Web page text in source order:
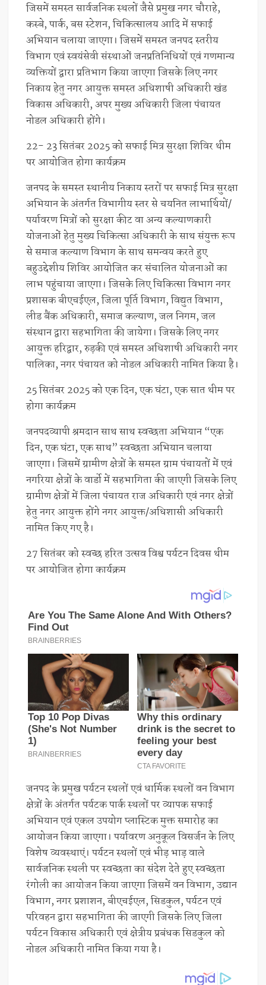
जिसमें समस्त सार्वजनिक स्थलों जैसे प्रमुख नगर चौराहे,
कस्बे, पार्क, बस स्टेशन, चिकित्सालय आदि में सफाई
अभियान चलाया जाएगा। जिसमें समस्त जनपद स्तरीय
विभाग एवं स्वयंसेवी संस्थाओं जनप्रतिनिधियों एवं गणमान्य
व्यक्तियों द्वारा प्रतिभाग किया जाएगा जिसके लिए नगर
निकाय हेतु नगर आयुक्त समस्त अधिशाषी अधिकारी खंड
विकास अधिकारी, अपर मुख्य अधिकारी जिला पंचायत
नोडल अधिकारी होंगे।
22- 23 सितंबर 2025 को सफाई मित्र सुरक्षा शिविर थीम
पर आयोजित होगा कार्यक्रम
जनपद के समस्त स्थानीय निकाय स्तरों पर सफाई मित्र सुरक्षा
अभियान के अंतर्गत विभागीय स्तर से चयनित लाभार्थियों/
पर्यावरण मित्रों को सुरक्षा कीट वा अन्य कल्याणकारी
योजनाओं हेतु मुख्य चिकित्सा अधिकारी के साथ संयुक्त रूप
से समाज कल्याण विभाग के साथ समन्वय करते हुए
बहुउद्देशीय शिविर आयोजित कर संचालित योजनाओं का
लाभ पहुंचाया जाएगा। जिसके लिए चिकित्सा विभाग नगर
प्रशासक बीएचईएल, जिला पूर्ति विभाग, विद्युत विभाग,
लीड बैंक अधिकारी, समाज कल्याण, जल निगम, जल
संस्थान द्वारा सहभागिता की जायेगा। जिसके लिए नगर
आयुक्त हरिद्वार, रुड़की एवं समस्त अधिशाषी अधिकारी नगर
पालिका, नगर पंचायत को नोडल अधिकारी नामित किया है।
25 सितंबर 2025 को एक दिन, एक घंटा, एक सात थीम पर
होगा कार्यक्रम
जनपदव्यापी श्रमदान साथ साथ स्वच्छता अभियान “एक
दिन, एक घंटा, एक साथ” स्वच्छता अभियान चलाया
जाएगा। जिसमें ग्रामीण क्षेत्रों के समस्त ग्राम पंचायतों में एवं
नगरिया क्षेत्रों के वार्डो में सहभागिता की जाएगी जिसके लिए
ग्रामीण क्षेत्रों में जिला पंचायत राज अधिकारी एवं नगर क्षेत्रों
हेतु नगर आयुक्त होंगे नगर आयुक्त/अधिशासी अधिकारी
नामित किए गए है।
27 सितंबर को स्वच्छ हरित उत्सव विश्व पर्यटन दिवस थीम
पर आयोजित होगा कार्यक्रम
जनपद के प्रमुख पर्यटन स्थलों एवं धार्मिक स्थलों वन विभाग
क्षेत्रों के अंतर्गत पर्यटक पार्क स्थलों पर व्यापक सफाई
अभियान एवं एकल उपयोग प्लास्टिक मुक्त समारोह का
आयोजन किया जाएगा। पर्यावरण अनुकूल विसर्जन के लिए
विशेष व्यवस्थाएं। पर्यटन स्थलों एवं भीड़ भाड़ वाले
सार्वजनिक स्थली पर स्वच्छता का संदेश देते हुए स्वच्छता
रंगोली का आयोजन किया जाएगा जिसमें वन विभाग, उद्यान
विभाग, नगर प्रशाशन, बीएचईएल, सिडकुल, पर्यटन एवं
परिवहन द्वारा सहभागिता की जाएगी जिसके लिए जिला
पर्यटन विकास अधिकारी एवं क्षेत्रीय प्रबंधक सिडकुल को
नोडल अधिकारी नामित किया गया है।